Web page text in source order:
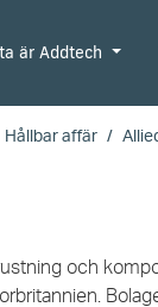
är Addtech
Hållbar affär
och